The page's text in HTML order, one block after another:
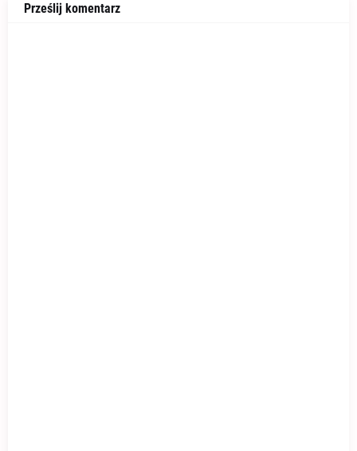
Prześlij komentarz